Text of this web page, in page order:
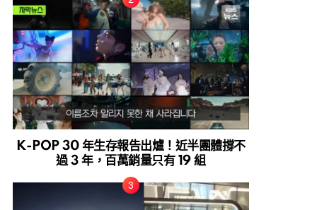
K-POP 30 年生存報告出爐！近半團體撐不
過 3 年，百萬銷量只有 19 組